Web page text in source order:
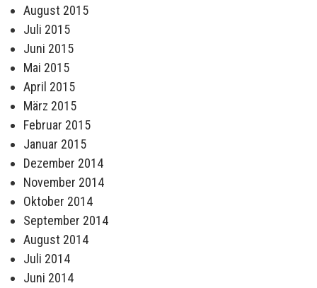
August 2015
Juli 2015
Juni 2015
Mai 2015
April 2015
März 2015
Februar 2015
Januar 2015
Dezember 2014
November 2014
Oktober 2014
September 2014
August 2014
Juli 2014
Juni 2014